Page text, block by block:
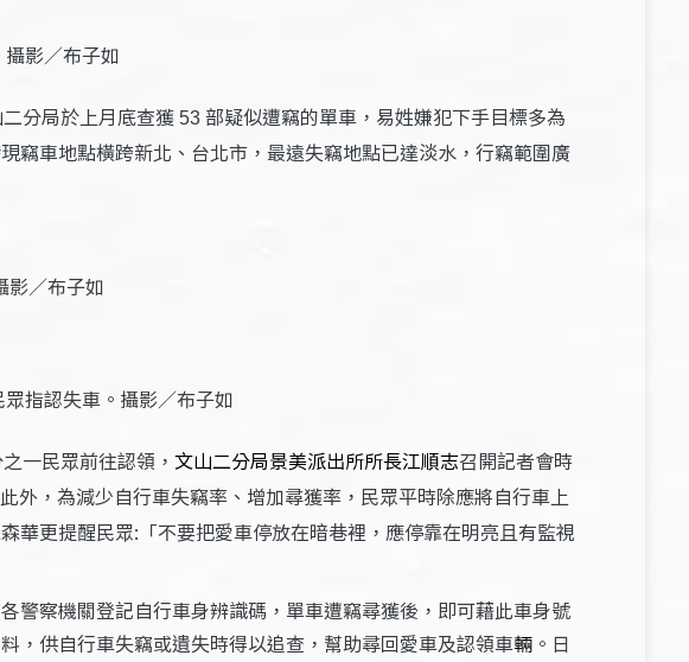
影／布子如
分局於上月底查獲 53 部疑似遭竊的單車，易姓嫌犯下手目標多為
竊車地點橫跨新北、台北市，最遠失竊地點已達淡水，行竊範圍廣
影／布子如
指認失車。攝影／布子如
一民眾前往認領， 文山二分局景美派出所所長江順志召開記者會時
此外，為減少自行車失竊率、增加尋獲率，民眾平時除應將自行車上
華更提醒民眾:「不要把愛車停放在暗巷裡，應停靠在明亮且有監視
警察機關登記自行車身辨識碼，單車遭竊尋獲後，即可藉此車身號
，供自行車失竊或遺失時得以追查，幫助尋回愛車及認領車輛 。日